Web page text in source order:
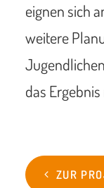
eignen sich
weitere
das
ZUR